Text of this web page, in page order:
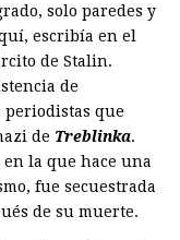
solo paredes y
escribía en el
de Stalin.
de
periodistas que
de Treblinka.
en la que hace una
fue secuestrada
de su muerte.